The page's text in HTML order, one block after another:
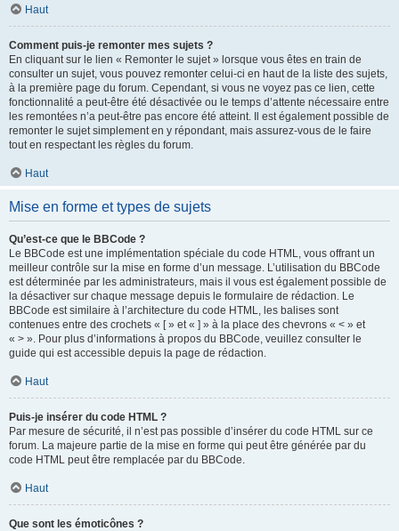
Haut
Comment puis-je remonter mes sujets ?
En cliquant sur le lien « Remonter le sujet » lorsque vous êtes en train de
consulter un sujet, vous pouvez remonter celui-ci en haut de la liste des sujets,
à la première page du forum. Cependant, si vous ne voyez pas ce lien, cette
fonctionnalité a peut-être été désactivée ou le temps d’attente nécessaire entre
les remontées n’a peut-être pas encore été atteint. Il est également possible de
remonter le sujet simplement en y répondant, mais assurez-vous de le faire
tout en respectant les règles du forum.
Haut
Mise en forme et types de sujets
Qu’est-ce que le BBCode ?
Le BBCode est une implémentation spéciale du code HTML, vous offrant un
meilleur contrôle sur la mise en forme d’un message. L’utilisation du BBCode
est déterminée par les administrateurs, mais il vous est également possible de
la désactiver sur chaque message depuis le formulaire de rédaction. Le
BBCode est similaire à l’architecture du code HTML, les balises sont
contenues entre des crochets « [ » et « ] » à la place des chevrons « < » et
« > ». Pour plus d’informations à propos du BBCode, veuillez consulter le
guide qui est accessible depuis la page de rédaction.
Haut
Puis-je insérer du code HTML ?
Par mesure de sécurité, il n’est pas possible d’insérer du code HTML sur ce
forum. La majeure partie de la mise en forme qui peut être générée par du
code HTML peut être remplacée par du BBCode.
Haut
Que sont les émoticônes ?